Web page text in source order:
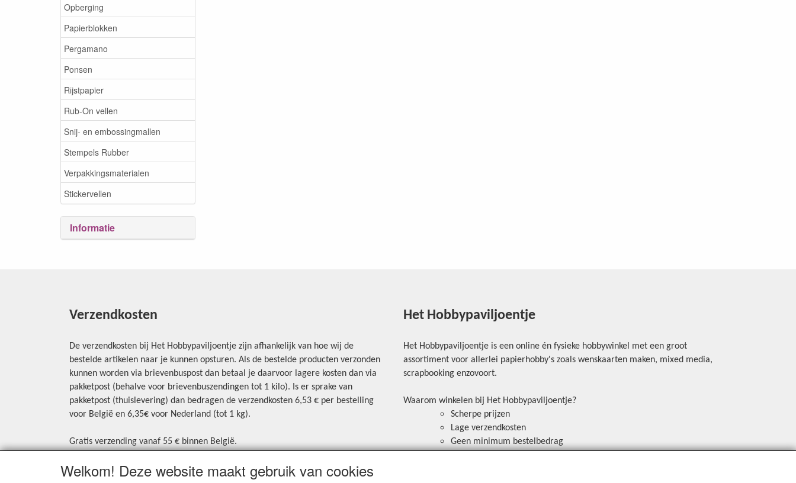
Opberging
Papierblokken
Pergamano
Ponsen
Rijstpapier
Rub-On vellen
Snij- en embossingmallen
Stempels Rubber
Verpakkingsmaterialen
Stickervellen
Informatie
Verzendkosten
De verzendkosten bij Het Hobbypaviljoentje zijn afhankelijk van hoe wij de
bestelde artikelen naar je kunnen opsturen. Als de bestelde producten verzonden
kunnen worden via brievenbuspost dan betaal je daarvoor lagere kosten dan via
pakketpost (behalve voor brievenbuszendingen tot 1 kilo). Is er sprake van
pakketpost (thuislevering) dan bedragen de verzendkosten 6,53 € per bestelling
voor België en 6,35€ voor Nederland (tot 1 kg).
Gratis verzending vanaf 55 € binnen België.
Levering andere landen: geen gratis verzending, portkosten worden
Het Hobbypaviljoentje
Het Hobbypaviljoentje is een online én fysieke hobbywinkel met een groot
assortiment voor allerlei papierhobby's zoals wenskaarten maken, mixed media,
scrapbooking enzovoort.
Waarom winkelen bij Het Hobbypaviljoentje?
Scherpe prijzen
Lage verzendkosten
Geen minimum bestelbedrag
Welkom! Deze website maakt gebruik van cookies